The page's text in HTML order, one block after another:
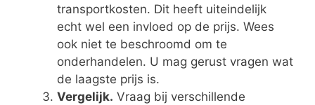
transportkosten. Dit heeft uiteindelijk
echt wel een invloed op de prijs. Wees
ook niet te beschroomd om te
onderhandelen. U mag gerust vragen wat
de laagste prijs is.
Vergelijk. Vraag bij verschillende